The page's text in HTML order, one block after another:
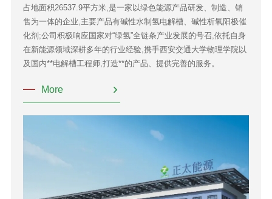
占地面积26537.9平方米,是一家以绿色能源产品研发、制造、销
售为一体的企业,主要产品有碱性水制氢电解槽、碱性析氧阳极催
化剂;公司积极响应国家对“绿氢”全链条产业发展的号召,依托自身
在新能源领域深耕多年的行业经验,携手西安交通大学物理学院以
及国内**电解槽工程师,打造**的产品、提供完善的服务。

More